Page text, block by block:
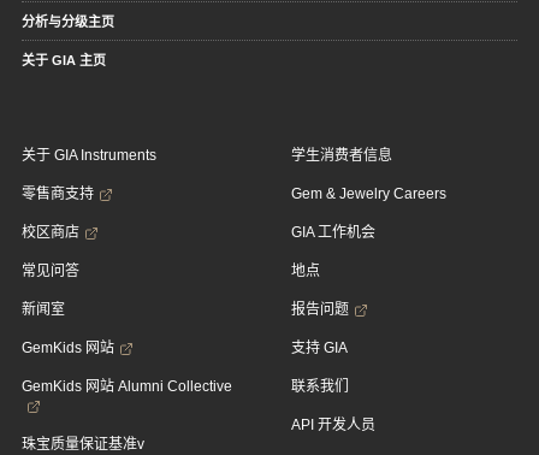
分析与分级主页
关于 GIA 主页
关于 GIA Instruments
零售商支持
校区商店
常见问答
新闻室
GemKids 网站
GemKids 网站 Alumni Collective
珠宝质量保证基准v
学生消费者信息
Gem & Jewelry Careers
GIA 工作机会
地点
报告问题
支持 GIA
联系我们
API 开发人员